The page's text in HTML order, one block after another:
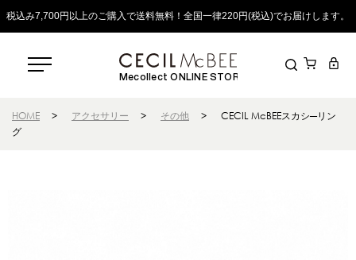
税込み7,700円以上のご購入で送料無料！全国一律220円(税込)でお届けします。
Mecollect ONLINE STORE
HOME > アクセサリー > その他 >
CECIL McBEEスカシ―リン
グ